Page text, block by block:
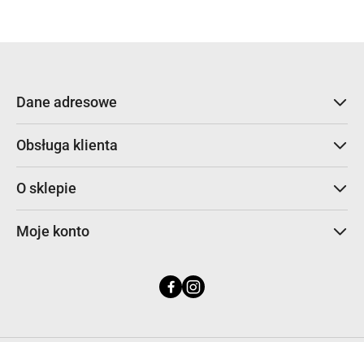
Dane adresowe
Obsługa klienta
O sklepie
Moje konto